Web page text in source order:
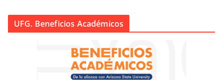
UFG. Beneficios Académicos